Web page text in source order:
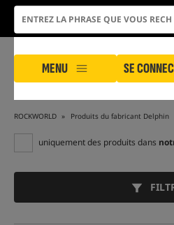
MENU SE
ROCKWORLD Produits du fabricant Delphin
uniquement des produits dans